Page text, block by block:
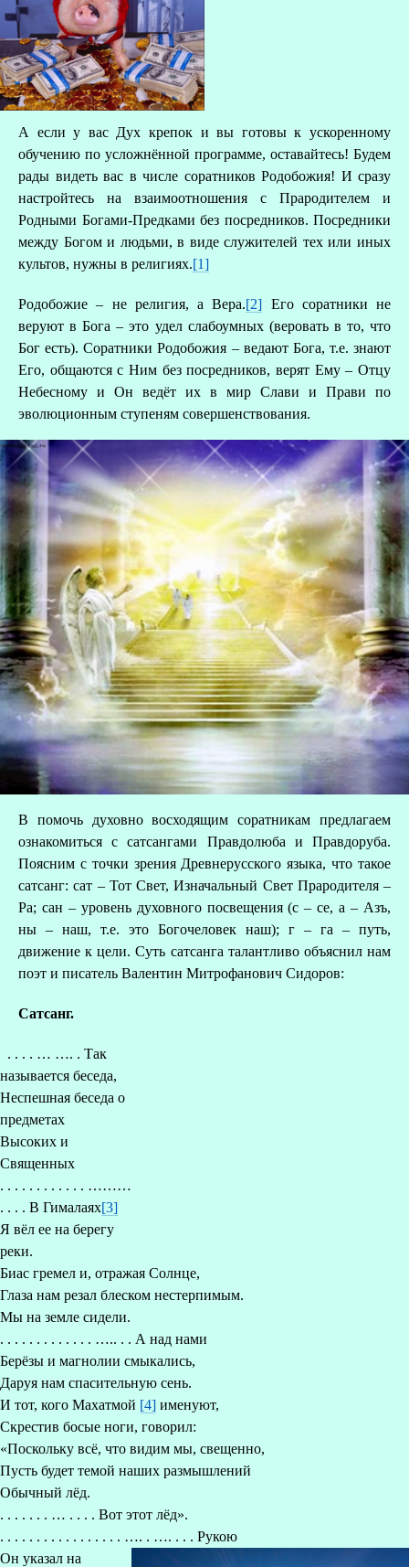
А если у вас Дух крепок и вы готовы к ускоренному
обучению по усложнённой программе, оставайтесь! Будем
рады видеть вас в числе соратников Родобожия! И сразу
настройтесь на взаимоотношения с Прародителем и
Родными Богами-Предками без посредников. Посредники
между Богом и людьми, в виде служителей тех или иных
культов, нужны в религиях.[1]
Родобожие – не религия, а Вера.[2] Его соратники не
веруют в Бога – это удел слабоумных (веровать в то, что
Бог есть). Соратники Родобожия – ведают Бога, т.е. знают
Его, общаются с Ним без посредников, верят Ему – Отцу
Небесному и Он ведёт их в мир Слави и Прави по
эволюционным ступеням совершенствования.
В помочь духовно восходящим соратникам предлагаем
ознакомиться с сатсангами Правдолюба и Правдоруба.
Поясним с точки зрения Древнерусского языка, что такое
сатсанг: сат – Тот Свет, Изначальный Свет Прародителя –
Ра; сан – уровень духовного посвещения (с – се, а – Азъ,
ны – наш, т.е. это Богочеловек наш); г – га – путь,
движение к цели. Суть сатсанга талантливо объяснил нам
поэт и писатель Валентин Митрофанович Сидоров:
Сатсанг.
. . . . … …. . Так
называется беседа,
Неспешная беседа о
предметах
Высоких и
Священных
. . . . . . . . . . . . ………
. . . . В Гималаях[3]
Я вёл ее на берегу
реки.
Биас гремел и, отражая Солнце,
Глаза нам резал блеском нестерпимым.
Мы на земле сидели.
. . . . . . . . . . . . . ….. . . А над нами
Берёзы и магнолии смыкались,
Даруя нам спасительную сень.
И тот, кого Махатмой [4] именуют,
Скрестив босые ноги, говорил:
«Поскольку всё, что видим мы, свещенно,
Пусть будет темой наших размышлений
Обычный лёд.
. . . . . . . … . . . . Вот этот лёд».
. . . . . . . . . . . . . . . . . …. . …. . . . Рукою
Он указал на